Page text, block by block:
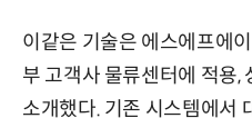
이같은 기술은 에스에프에
부 고객사 물류센터에 적용,
소개했다. 기존 시스템에서